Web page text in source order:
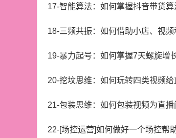
17-智能算法：如何掌握抖音带货
18-三频共振：如何借助小店、视
19-暴力起号：如何掌握7天螺旋增
20-挖坟思维：如何玩转四类视频
21-包装思维：如何包装视频为直
22-[场控运营]如何做好一个场控帮